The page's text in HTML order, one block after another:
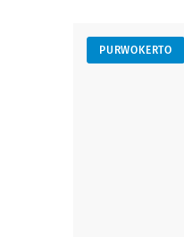
PURWOKERTO